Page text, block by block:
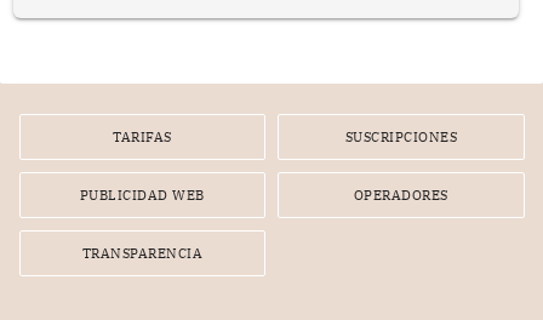
TARIFAS SUSCRIPCIONES
PUBLICIDAD WEB OPERADORES
TRANSPARENCIA